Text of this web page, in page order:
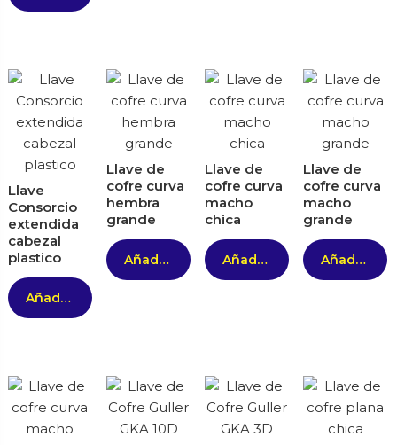
Llave
Consorcio
extendida
cabezal
plastico
Añadir al carrito
Llave de
cofre curva
hembra
grande
Añadir al carrito
Llave de
cofre curva
macho
chica
Añadir al carrito
Llave de
cofre curva
macho
grande
Añadir al carrito